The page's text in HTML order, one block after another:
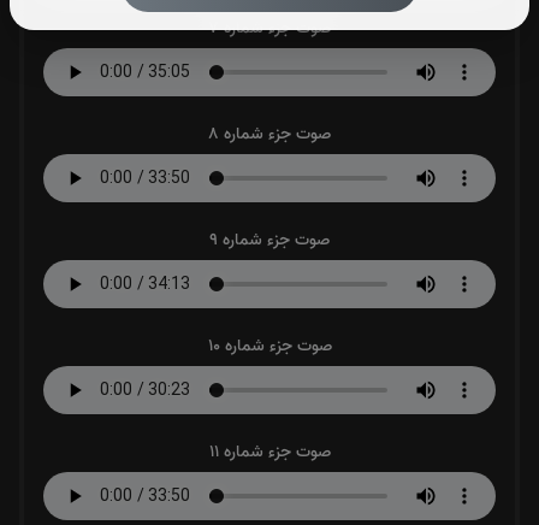
صوت جزء شماره 7
صوت جزء شماره 8
صوت جزء شماره 9
صوت جزء شماره 10
صوت جزء شماره 11